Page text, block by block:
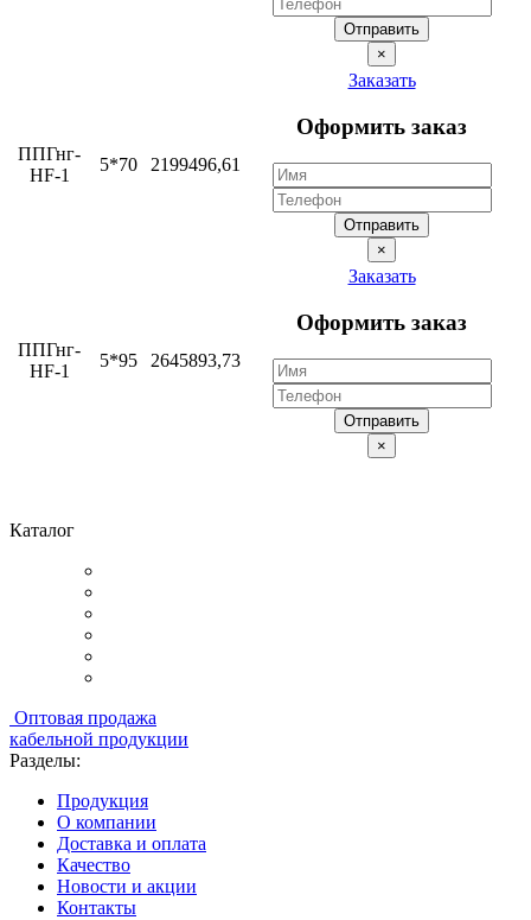
Отправить
×
ППГнг-
HF-1
5*70 2199496,61
Заказать
Оформить заказ
Отправить
×
ППГнг-
HF-1
5*95 2645893,73
Заказать
Оформить заказ
Отправить
×
Каталог
Оптовая продажа
кабельной продукции
Разделы:
Продукция
О компании
Доставка и оплата
Качество
Новости и акции
Контакты